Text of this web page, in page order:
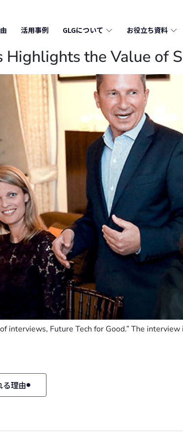
活用事例 GLGについて お役立ち資料
Highlights the Value of
interviews, Future Tech for Good.” The
る理由